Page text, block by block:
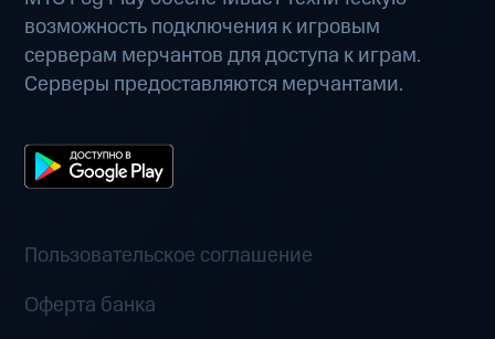
возможность подключения к игровым
серверам мерчантов для доступа к играм.
Серверы предоставляются мерчантами.
Пользовательское соглашение
Оферта банка